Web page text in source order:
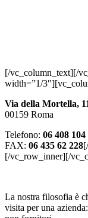
[/vc_column_text][/
width=”1/
Via della Mortella,
00159 Roma
Telefono: 06 408 104
FAX: 06 435 62 228
[/vc_row_inner][/
La nostra filosofia è
visita per una